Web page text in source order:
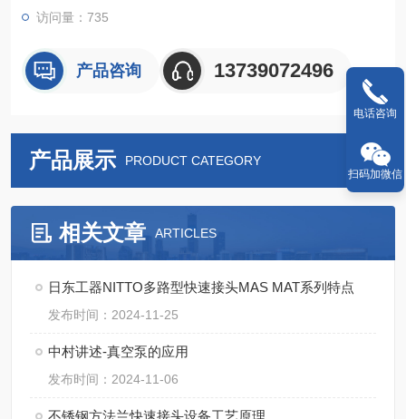
访问量：735
产品咨询 13739072496
产品展示 PRODUCT CATEGORY
相关文章 ARTICLES
日东工器NITTO多路型快速接头MAS MAT系列特点
发布时间：2024-11-25
中村讲述-真空泵的应用
发布时间：2024-11-06
不锈钢方法兰快速接头设备工艺原理
电话咨询
扫码加微信